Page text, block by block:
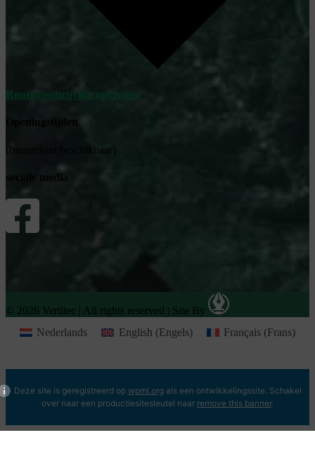
Routebeschrijving opvragen
Openingstijden
(binnenkort beschikbaar)
sociale media
© 2026 Vertitec | All rights reserved | Site By
Nederlands
English (Engels) Français (Frans)
Deze site is geregistreerd op wpml.orgals een ontwikkelingssite. Schakel
over naar een productiesitesleutel naar remove this banner.